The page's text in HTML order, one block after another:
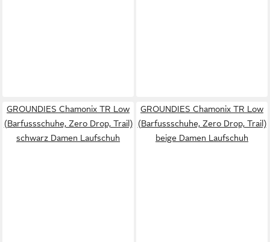
GROUNDIES Chamonix TR Low
(Barfussschuhe, Zero Drop, Trail)
schwarz Damen Laufschuh
GROUNDIES Chamonix TR Low
(Barfussschuhe, Zero Drop, Trail)
beige Damen Laufschuh